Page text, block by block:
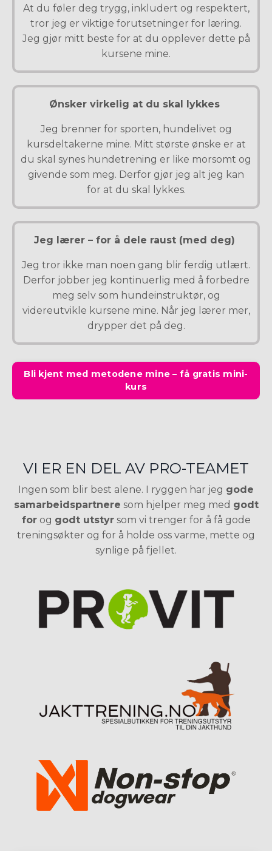
At du føler deg trygg, inkludert og respektert,
tror jeg er viktige forutsetninger for læring.
Jeg gjør mitt beste for at du opplever dette på
kursene mine.
Ønsker virkelig at du skal lykkes
Jeg brenner for sporten, hundelivet og
kursdeltakerne mine. Mitt største ønske er at
du skal synes hundetrening er like morsomt og
givende som meg. Derfor gjør jeg alt jeg kan
for at du skal lykkes.
Jeg lærer – for å dele raust (med deg)
Jeg tror ikke man noen gang blir ferdig utlært.
Derfor jobber jeg kontinuerlig med å forbedre
meg selv som hundeinstruktør, og
videreutvikle kursene mine. Når jeg lærer mer,
drypper det på deg.
Bli kjent med metodene mine – få gratis mini-
kurs
VI ER EN DEL AV PRO-TEAMET
Ingen som blir best alene. I ryggen har jeg gode
samarbeidspartnere som hjelper meg med godt
forog godt utstyrsom vi trenger for å få gode
treningsøkter og for å holde oss varme, mette og
synlige på fjellet.